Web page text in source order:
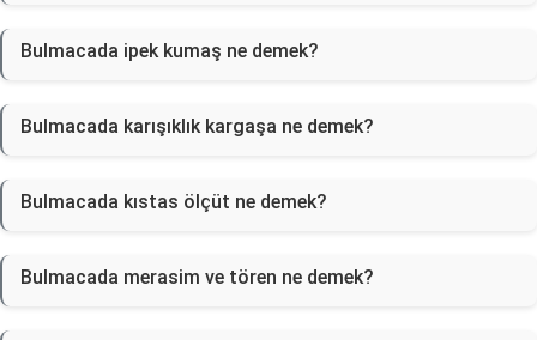
Bulmacada ipek kumaş ne demek?
Bulmacada karışıklık kargaşa ne demek?
Bulmacada kıstas ölçüt ne demek?
Bulmacada merasim ve tören ne demek?